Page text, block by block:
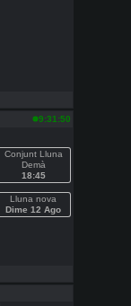
9:31:50
Conjunt Lluna
Demà
18:45
Lluna nova
Dime 12 Ago